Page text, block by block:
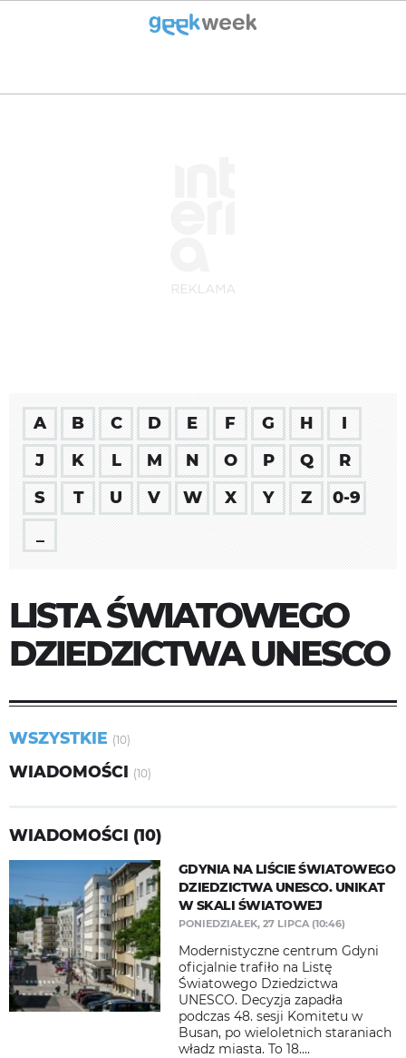
A B C D E F G H
I
J
K L M N O P Q
R
S
T U V W X Y Z
0-9
LISTA ŚWIATOWEGO
DZIEDZICTWA UNESCO
WSZYSTKIE (10)
WIADOMOŚCI (10)
WIADOMOŚCI (10)
GDYNIA NA LIŚCIE ŚWIATOWEGO
DZIEDZICTWA UNESCO. UNIKAT
W SKALI ŚWIATOWEJ
PONIEDZIAŁEK, 27 LIPCA (10:46)
Modernistyczne centrum Gdyni
oficjalnie trafiło na Listę
Światowego Dziedzictwa
UNESCO. Decyzja zapadła
podczas 48. sesji Komitetu w
Busan, po wieloletnich staraniach
władz miasta. To 18....